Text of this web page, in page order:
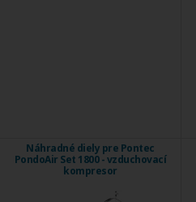
Náhradné diely pre Pontec
PondoAir Set 1800 - vzduchovací
kompresor